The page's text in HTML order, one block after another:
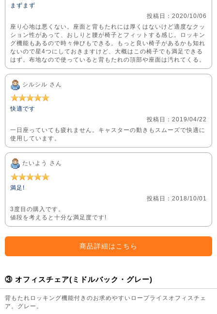
まずまず
投稿日：2020/10/06
座り心地は悪くない。座面と背もたれには厚くはないけど適度なクッ
ション性があって、おしりと腰が椅子とフィットする感じ。ロッキン
グ機能もあるので時々伸びもできる。もっと良い椅子があるかも知れ
ないので星4つにしておきますけど、大概はこの椅子でも満足できる
はず。布地なので使っていると背もたれの頂部や座面は汚れてくる。
シルシル さん
快適です
投稿日：2019/04/22
一日座っていても疲れません。キャスターの動きもスムーズで快適に
使用しています。
たいよう さん
満足!
投稿日：2018/10/01
3度目の購入です。
値段を考えると十分な満足度です!
商品詳細はこちら
③ オフィスチェア(ミドルバック・グレー)
背もたれロッキング機能付きのお求めやすいロープライスオフィスチェ
ア。グレー。